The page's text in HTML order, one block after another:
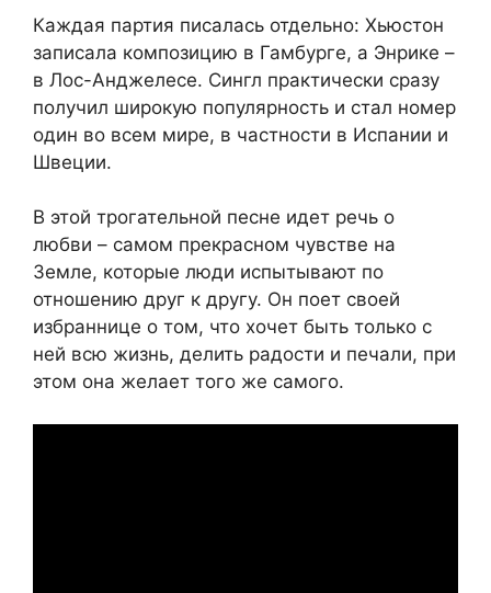
Каждая партия писалась отдельно: Хьюстон
записала композицию в Гамбурге, а Энрике –
в Лос-Анджелесе. Сингл практически сразу
получил широкую популярность и стал номер
один во всем мире, в частности в Испании и
Швеции.
В этой трогательной песне идет речь о
любви – самом прекрасном чувстве на
Земле, которые люди испытывают по
отношению друг к другу. Он поет своей
избраннице о том, что хочет быть только с
ней всю жизнь, делить радости и печали, при
этом она желает того же самого.